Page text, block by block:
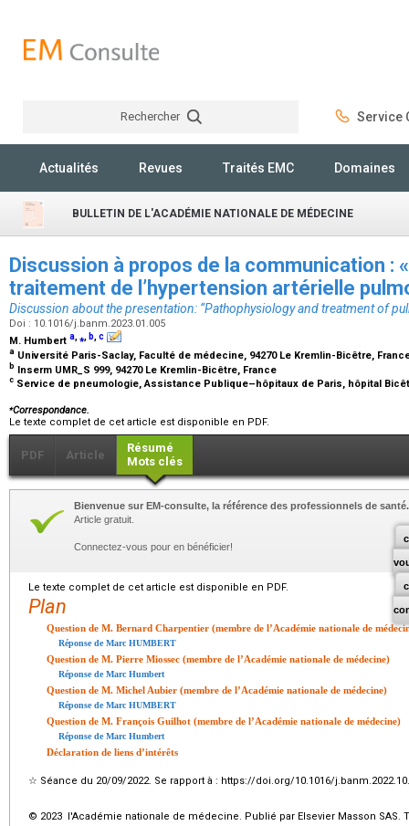
Rechercher Service
Actualités Revues Traités EMC Domaines
BULLETIN DE L'ACADÉMIE NATIONALE DE MÉDECINE
Discussion à propos de la communication :
traitement de l’hypertension artérielle
Discussion about the presentation: “Pathophysiology and treatment of
Doi : 10.1016/j.banm.2023.01.005
M. Humbert a,⁎, b,c
a Université Paris-Saclay, Faculté de médecine, 94270 Le Kremlin-Bicêtre,
b Inserm UMR_S 999, 94270 Le Kremlin-Bicêtre, France
c Service de pneumologie, Assistance Publique–hôpitaux de Paris, hôpital
⁎Correspondance.
Le texte complet de cet article est disponible en PDF.
PDF Article
Résumé
Mots clés
Bienvenue sur EM-consulte, la référence des professionnels de santé.
Article gratuit.
Connectez-vous pour en bénéficier!
Le texte complet de cet article est disponible en PDF.
Plan
Question de M. Bernard Charpentier (membre de l’Académie nationale de
Réponse de Marc HUMBERT
Question de M. Pierre Miossec (membre de l’Académie nationale de médecine)
Réponse de Marc Humbert
Question de M. Michel Aubier (membre de l’Académie nationale de médecine)
Réponse de Marc HUMBERT
Question de M. François Guilhot (membre de l’Académie nationale de médecine)
Réponse de Marc Humbert
Déclaration de liens d’intérêts
☆ Séance du 20/09/2022. Se rapport à : https://doi.org/10.1016/
© 2023 l'Académie nationale de médecine. Publié par Elsevier Masson SAS.